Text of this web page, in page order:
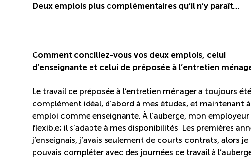
Deux emplois plus complémentaires qu’il n’y paraît…
Comment conciliez-vous vos deux emplois, celui
d’enseignante et celui de préposée à l’entretien
Le travail de préposée à l’entretien ménager a toujours
complément idéal, d’abord à mes études, et maintenant
emploi comme enseignante. À l’auberge, mon employeur
flexible; il s’adapte à mes disponibilités. Les premières
j’enseignais, j’avais seulement de courts contrats, alors je
pouvais compléter avec des journées de travail à